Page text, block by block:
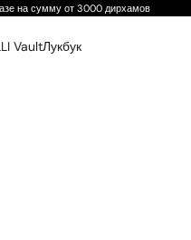
на сумму от 3000 дирхамов
VaultЛукбук